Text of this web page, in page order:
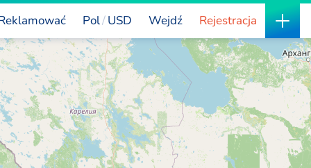
Pol USD Wejdź Rejestracja